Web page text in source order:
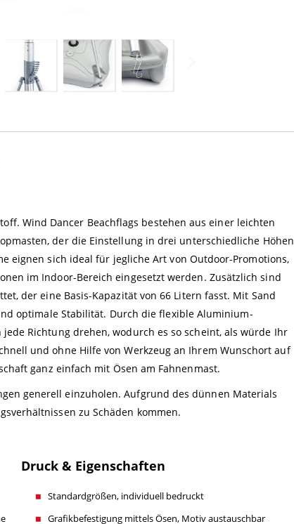
Wind Dancer Beachflags bestehen aus einer leichten
der die Einstellung in drei unterschiedliche Höhen
eignen sich ideal für jegliche Art von Outdoor-Promotions,
im Indoor-Bereich eingesetzt werden. Zusätzlich sind
der eine Basis-Kapazität von 66 Litern fasst. Mit Sand
optimale Stabilität. Durch die flexible Aluminium-
Richtung drehen, wodurch es so scheint, als würde Ihr
und ohne Hilfe von Werkzeug an Ihrem Wunschort auf
ganz einfach mit Ösen am Fahnenmast.
generell einzuholen. Aufgrund des dünnen Materials
zu Schäden kommen.
Druck & Eigenschaften
Standardgrößen, individuell bedruckt
Grafikbefestigung mittels Ösen, Motiv austauschbar